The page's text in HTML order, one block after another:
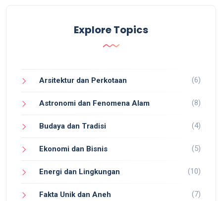
Explore Topics
Arsitektur dan Perkotaan (6)
Astronomi dan Fenomena Alam (8)
Budaya dan Tradisi (4)
Ekonomi dan Bisnis (5)
Energi dan Lingkungan (10)
Fakta Unik dan Aneh (7)